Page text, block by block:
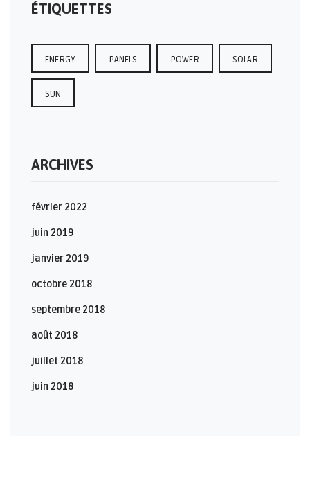
ÉTIQUETTES
ENERGY PANELS POWER SOLAR
SUN
ARCHIVES
février 2022
juin 2019
janvier 2019
octobre 2018
septembre 2018
août 2018
juillet 2018
juin 2018